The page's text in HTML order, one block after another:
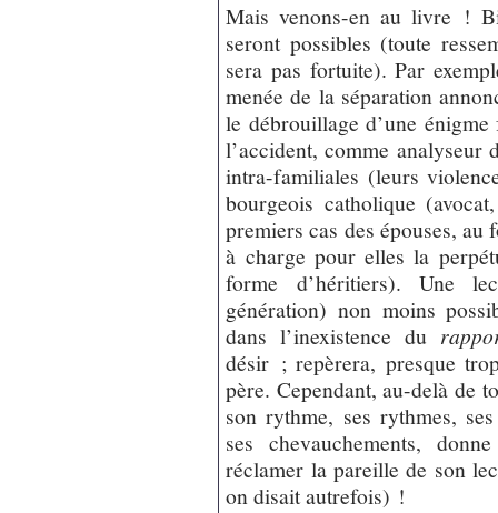
Mais venons-en au livre !
seront possibles (toute
sera pas fortuite). Par
menée de la séparation
le débrouillage d’une
l’accident, comme analyseur
intra-familiales (leurs
bourgeois catholique
premiers cas des épouses, au
à charge pour elles la
forme d’héritiers). Une
génération) non moins
dans l’inexistence du
désir ; repèrera, presque
père. Cependant, au-delà de
son rythme, ses rythmes,
ses chevauchements,
réclamer la pareille de son
on disait autrefois) !